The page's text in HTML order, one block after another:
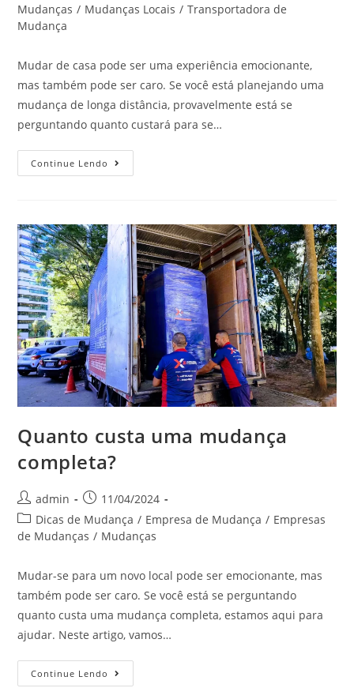
Mudanças / Mudanças Locais / Transportadora de
Mudança
Mudar de casa pode ser uma experiência emocionante,
mas também pode ser caro. Se você está planejando uma
mudança de longa distância, provavelmente está se
perguntando quanto custará para se…
Continue Lendo
Quanto custa uma mudança
completa?
admin
11/04/2024
Dicas de Mudança / Empresa de Mudança / Empresas
de Mudanças / Mudanças
Mudar-se para um novo local pode ser emocionante, mas
também pode ser caro. Se você está se perguntando
quanto custa uma mudança completa, estamos aqui para
ajudar. Neste artigo, vamos…
Continue Lendo